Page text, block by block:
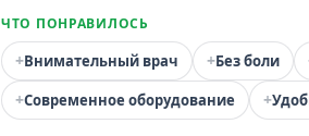
ЧТО ПОНРАВИЛОСЬ
+Внимательный врач +Без боли
+Современное оборудование +